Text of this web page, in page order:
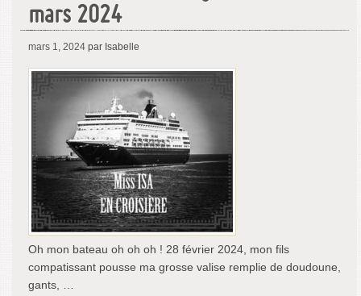
mars 2024
mars 1, 2024 par Isabelle
Oh mon bateau oh oh oh ! 28 février 2024, mon fils
compatissant pousse ma grosse valise remplie de doudoune,
gants, …